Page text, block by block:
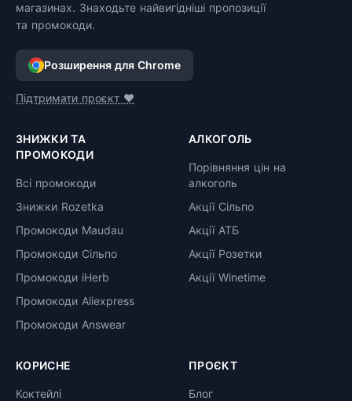
магазинах. Знаходьте найвигідніші пропозиції
та промокоди.
Розширення для Chrome
Підтримати проєкт ❤️
ЗНИЖКИ ТА
ПРОМОКОДИ
Всі промокоди
Знижки Rozetka
Промокоди Maudau
Промокоди Сільпо
Промокоди iHerb
Промокоди Aliexpress
Промокоди Answear
АЛКОГОЛЬ
Порівняння цін на
алкоголь
Акції Сільпо
Акції АТБ
Акції Розетки
Акції Winetime
КОРИСНЕ
Коктейлі
ПРОЄКТ
Блог